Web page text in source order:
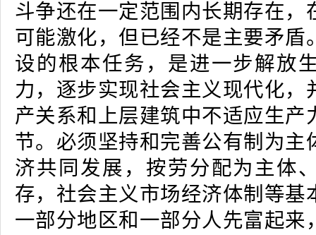
斗争还在一定范围内长期存在，
可能激化，但已经不是主要矛盾
设的根本任务，是进一步解放
力，逐步实现社会主义现代化，
产关系和上层建筑中不适应生产
节。必须坚持和完善公有制为主
济共同发展，按劳分配为主体
存，社会主义市场经济体制等基
一部分地区和一部分人先富起来